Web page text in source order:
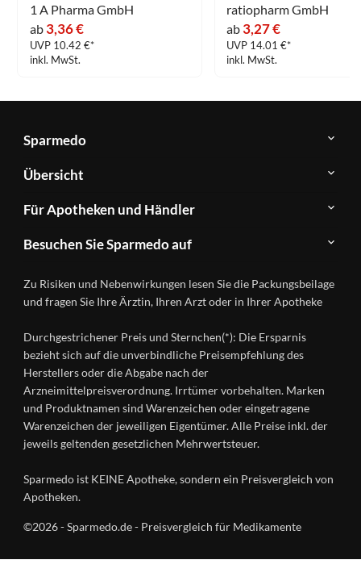
1 A Pharma GmbH
ab 3,36 €
UVP 10.42 €*
inkl. MwSt.
ratiopharm GmbH
ab 3,27 €
UVP 14.01 €*
inkl. MwSt.
Sparmedo
Über
Sparmedo
FAQ
Kontakt
Datenschutz
Nutzungsbedingungen
Übersicht
Herstellerverzeichnis
Produkte
A-
Ratgeber
Wirkstoffe
Gesundheitsmagazin
Für Apotheken und Händler
&
Händlerlogin
Besuchen Sie Sparmedo auf
Instagram
Zu Risiken und Nebenwirkungen lesen Sie die Packungsbeilage
und fragen Sie Ihre Ärztin, Ihren Arzt oder in Ihrer Apotheke
Durchgestrichener Preis und Sternchen(*): Die Ersparnis
bezieht sich auf die unverbindliche Preisempfehlung des
Herstellers oder die Abgabe nach der
Arzneimittelpreisverordnung. Irrtümer vorbehalten. Marken
und Produktnamen sind Warenzeichen oder eingetragene
Warenzeichen der jeweiligen Eigentümer. Alle Preise inkl. der
jeweils geltenden gesetzlichen Mehrwertsteuer.
Sparmedo ist KEINE Apotheke, sondern ein Preisvergleich von
Apotheken.
©2026 - Sparmedo.de - Preisvergleich für Medikamente